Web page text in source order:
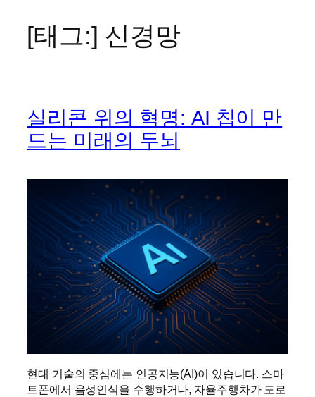
[태그:] 신경망
실리콘 위의 혁명: AI 칩이 만
드는 미래의 두뇌
현대 기술의 중심에는 인공지능(AI)이 있습니다. 스마
트폰에서 음성인식을 수행하거나, 자율주행차가 도로